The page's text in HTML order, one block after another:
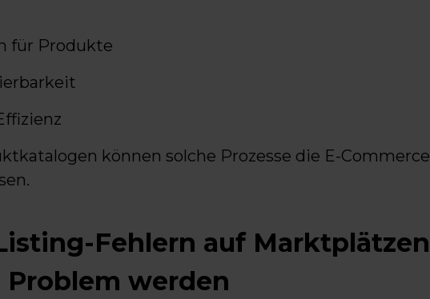
für Produkte
können solche Prozesse die E-
Fehlern auf
Problem werden